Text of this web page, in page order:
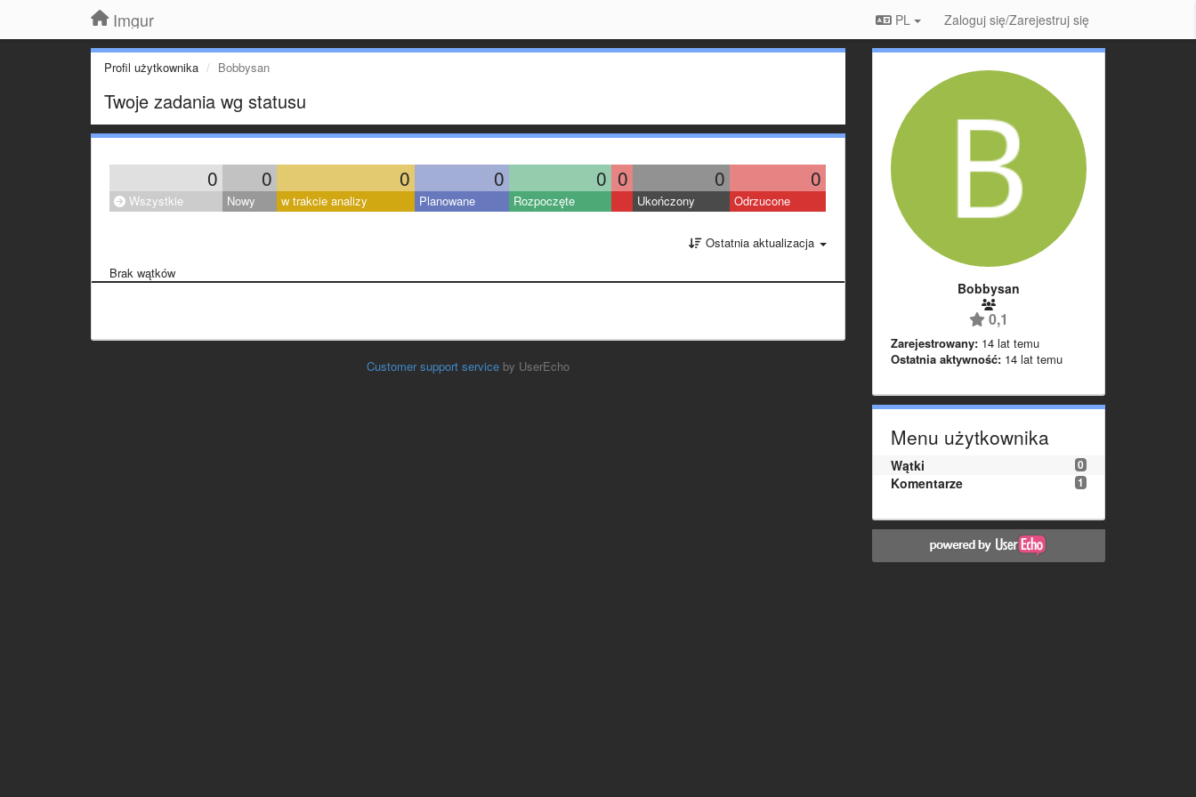
Imgur PL Zaloguj się/Zarejestruj się
Profil użytkownika Bobbysan
Twoje zadania wg statusu
0 0 0 0 0 0 0 0
Wszystkie Nowy w trakcie analizy Planowane Rozpoczęte Ukończony Odrzucone
Ostatnia aktualizacja
Brak wątków
Customer support serviceby UserEcho
Bobbysan
0,1
Zarejestrowany: 14 lat temu
Ostatnia aktywność: 14 lat temu
Menu użytkownika
0
Wątki
1
Komentarze